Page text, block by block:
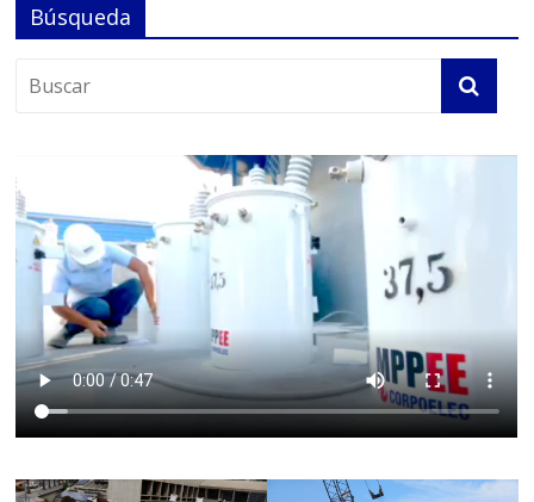
Búsqueda